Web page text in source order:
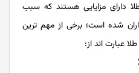
دارای مزایایی هستند که سبب
شده است؛ برخی از مهم ترین
عبارت اند از: